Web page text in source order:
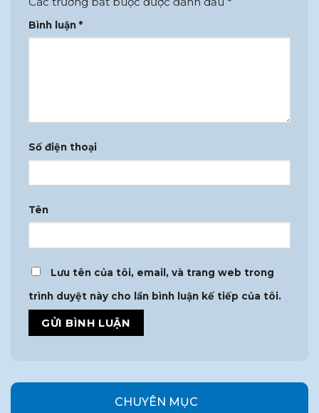
Bình luận *
Số điện thoại
Tên
Lưu tên của tôi, email, và trang web trong
trình duyệt này cho lần bình luận kế tiếp của tôi.
CHUYÊN MỤC